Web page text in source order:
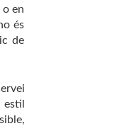
en
és
de